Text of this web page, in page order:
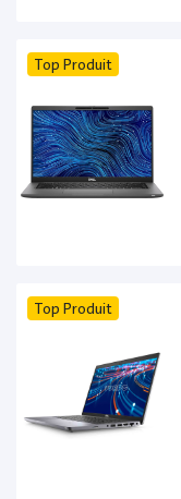
Top Produit
Top Produit